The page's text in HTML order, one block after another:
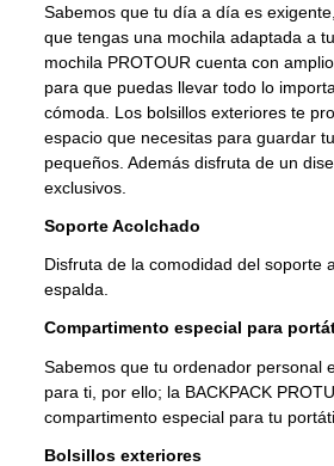
Sabemos que tu día a día es
que tengas una mochila adaptada a
mochila PROTOUR cuenta con
para que puedas llevar todo lo
cómoda. Los bolsillos exteriores te
espacio que necesitas para guardar
pequeños. Además disfruta de un
exclusivos.
Soporte Acolchado
Disfruta de la comodidad del soporte
espalda.
Compartimento especial para
Sabemos que tu ordenador personal
para ti, por ello; la BACKPACK
compartimento especial para tu
Bolsillos exteriores